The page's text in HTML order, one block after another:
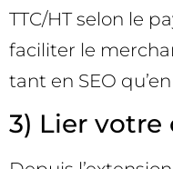
TTC/HT selon le
faciliter le
tant en SEO
3) Lier votre